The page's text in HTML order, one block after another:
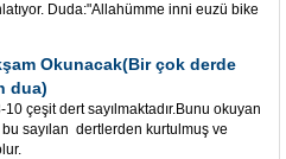
Duda:"Allahümme inni euzü bike
Okunacak(Bir çok derde
dua)
10 çeşit dert sayılmaktadır.Bunu okuyan
bu sayılan dertlerden kurtulmuş ve
olur.